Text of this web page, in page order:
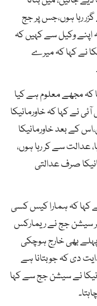
رہا ہوں،جس پر جج
اپنے وکیل سے کہیں کہ
نے کہا کہ میرے
کہ مجھے معلوم ہے کیا
نے کہا کہ خاورمانیکا
کے بعد خاورمانیکا
عدالت سے کر رہا ہوں،
صرف عدالتی
کہا کہ ہمارا کیس کسی
سیشن جج نے ریمارکس
بھی خارج ہوچکی
دی کہ جوبتانا ہے
نے سیشن جج سے کہا